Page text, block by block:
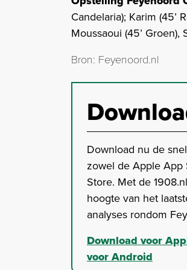
Candelaria); Karim (45’
Moussaoui (45’ Groen),
Bron: Feyenoord.nl
Download nu de
zowel de Apple App
Store. Met de
hoogte van het
analyses rondom
Download voor
voor Android